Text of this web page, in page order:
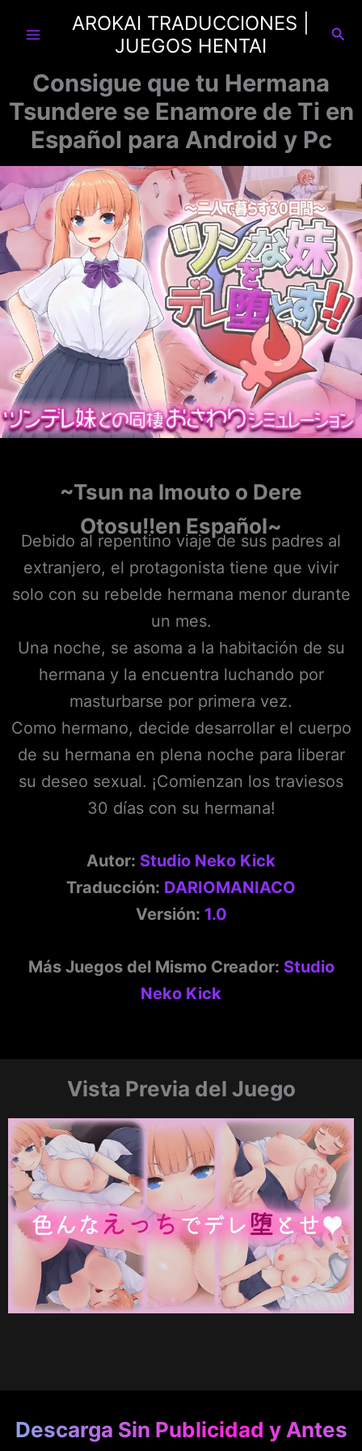
AROKAI TRADUCCIONES |
JUEGOS HENTAI
Consigue que tu Hermana
Tsundere se Enamore de Ti en
Español para Android y Pc
~Tsun na Imouto o Dere
Otosu!!en Español~
Debido al repentino viaje de sus padres al
extranjero, el protagonista tiene que vivir
solo con su rebelde hermana menor durante
un mes.
Una noche, se asoma a la habitación de su
hermana y la encuentra luchando por
masturbarse por primera vez.
Como hermano, decide desarrollar el cuerpo
de su hermana en plena noche para liberar
su deseo sexual. ¡Comienzan los traviesos
30 días con su hermana!
Autor: Studio Neko Kick
Traducción: DARIOMANIACO
Versión: 1.0
Más Juegos del Mismo Creador: Studio
Neko Kick
Vista Previa del Juego
Descarga Sin Publicidad y Antes